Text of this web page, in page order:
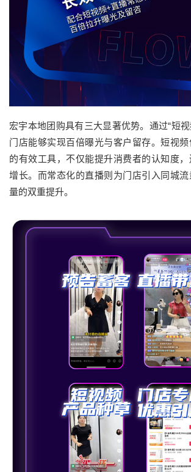
宏宇本地团购具有三大显著优势。通过“短视
门店能够实现百倍曝光与客户留存。短视
的有效工具，不仅能提升消费者的认知度
增长。而常态化的直播则为门店引入同城
量的双重提升。